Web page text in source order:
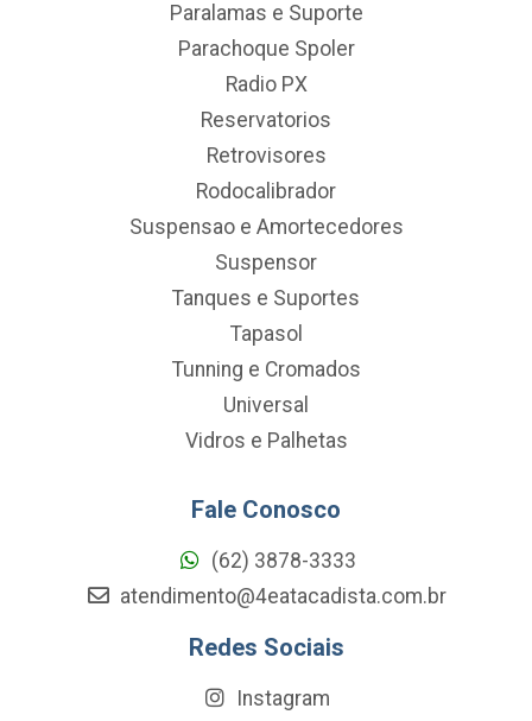
Paralamas e Suporte
Parachoque Spoler
Radio PX
Reservatorios
Retrovisores
Rodocalibrador
Suspensao e Amortecedores
Suspensor
Tanques e Suportes
Tapasol
Tunning e Cromados
Universal
Vidros e Palhetas
Fale Conosco
(62) 3878-3333
atendimento@4eatacadista.com.br
Redes Sociais
Instagram